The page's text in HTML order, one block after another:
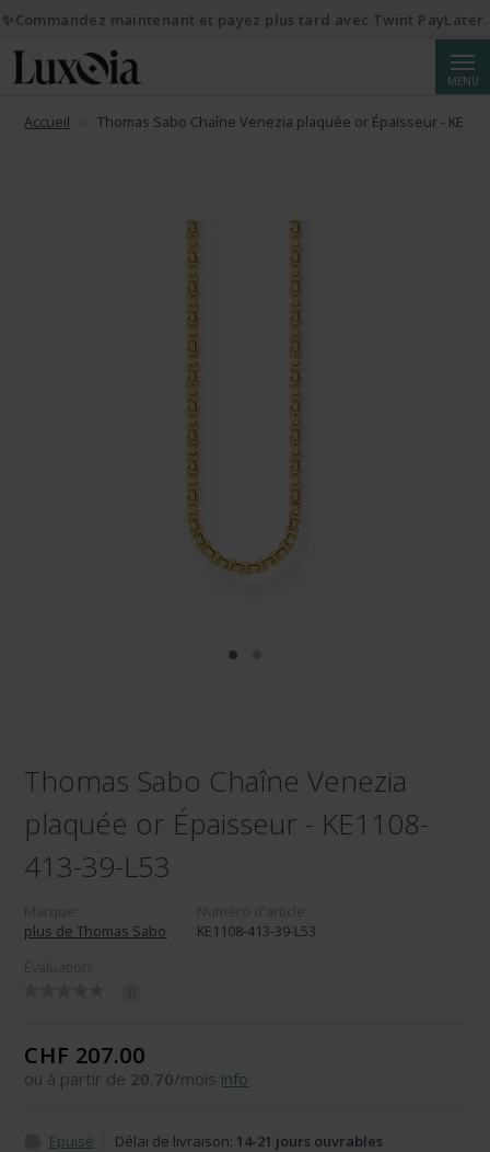
MENU
Accueil Thomas Sabo Chaîne Venezia plaquée or Épaisseur -
Thomas Sabo Chaîne Venezia
plaquée or Épaisseur - KE1108-
413-39-L53
plus de Thomas Sabo
KE1108-413-39-L53
CHF 207.00
ou à partir de 20.70/mois info
Epuisé Délai de livraison: 14-21 jours ouvrables
✨Commandez maintenant et payez plus tard avec Twint PayLater.